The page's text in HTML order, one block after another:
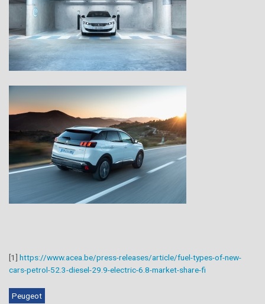
[1] https://www.acea.be/press-releases/article/fuel-types-of-new-
cars-petrol-52.3-diesel-29.9-electric-6.8-market-share-fi
Peugeot